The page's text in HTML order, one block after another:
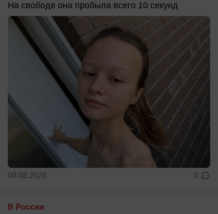
На свободе она пробыла всего 10 секунд
08.08.2026 0
В России